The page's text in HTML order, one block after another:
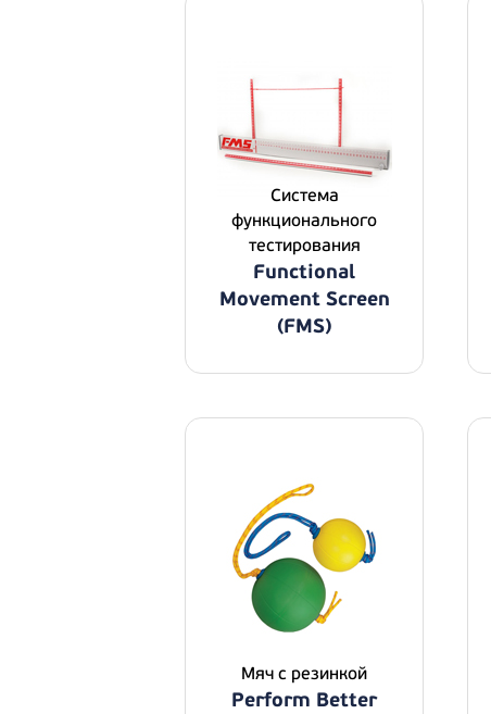
Система
функционального
тестирования
Functional
Movement Screen
(FMS)
Мяч с резинкой
Perform Better